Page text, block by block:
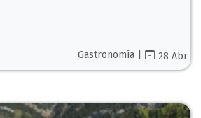
Gastronomía | 28 Abr